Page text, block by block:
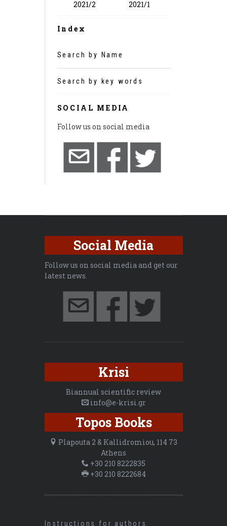
2021/2
2021/1
Index
Search by Name
Search by key words
SOCIAL MEDIA
Follow us on social media
Social Media
Follow us on social media and get our
latest news.
Krisi
Biannual scientific review
info@e-krisi.gr
Topos Books
Plapouta 2 & Kallidromiou, 114 73
Athens
+30 210 8222835
+30 210 8222684
Instructions for authors